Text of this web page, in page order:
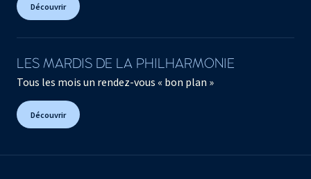
Découvrir
LES MARDIS DE LA PHILHARMONIE
Tous les mois un rendez-vous « bon plan »
Découvrir